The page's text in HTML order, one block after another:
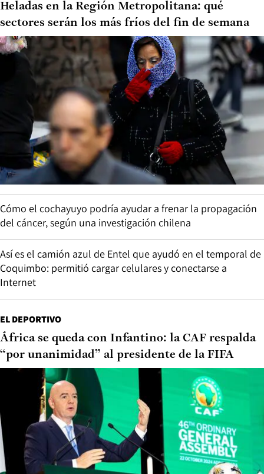
Heladas en la Región Metropolitana: qué
sectores serán los más fríos del fin de semana
Cómo el cochayuyo podría ayudar a frenar la propagación
del cáncer, según una investigación chilena
Así es el camión azul de Entel que ayudó en el temporal de
Coquimbo: permitió cargar celulares y conectarse a
Internet
EL DEPORTIVO
África se queda con Infantino: la CAF respalda
“por unanimidad” al presidente de la FIFA